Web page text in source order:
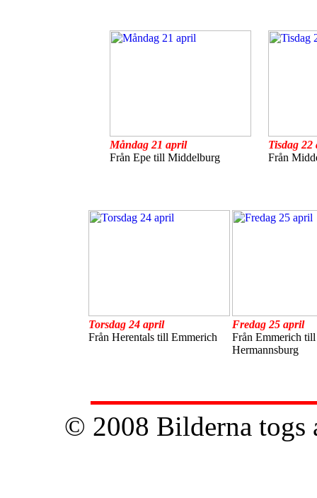
Måndag 21 april
Från Epe till Middelburg
Tisdag 22
Från
Torsdag 24 april
Från Herentals till Emmerich
Fredag 25 april
Från Emmerich till
Hermannsburg
© 2008 Bilderna togs